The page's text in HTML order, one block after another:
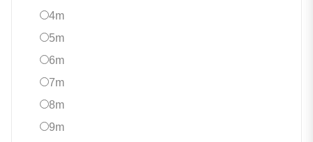
4m4m
5m5m
6m6m
7m7m
8m8m
9m9m